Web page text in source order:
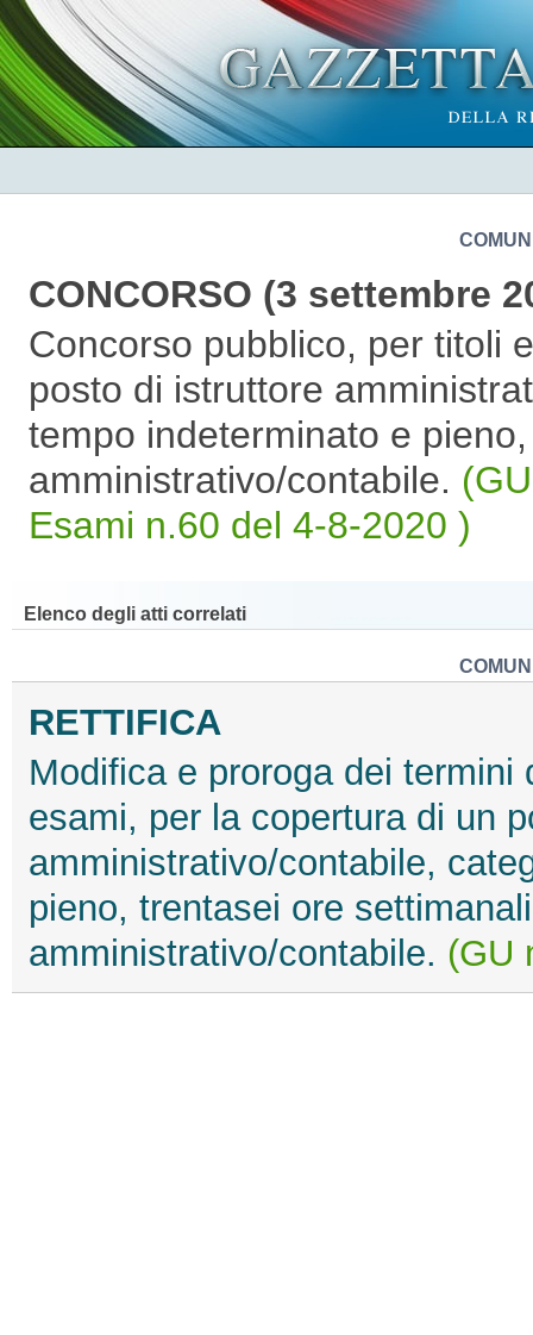
CONCORSO (3 settembre
Concorso pubblico, per titoli
posto di istruttore
tempo indeterminato e
amministrativo/contabile.
Esami n.60 del 4-8-2020 )
Elenco degli atti correlati
RETTIFICA
Modifica e proroga dei
esami, per la copertura di un
amministrativo/contabile,
pieno, trentasei ore
amministrativo/contabile. (GU